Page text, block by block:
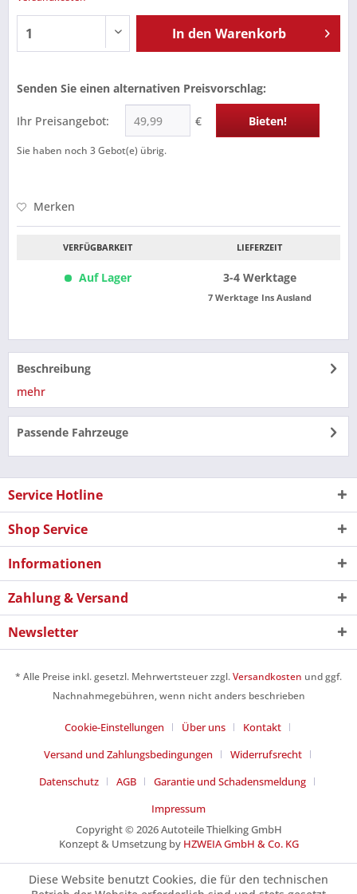
In den Warenkorb
Senden Sie einen alternativen Preisvorschlag:
Ihr Preisangebot: € Bieten!
Sie haben noch 3Gebot(e) übrig.
Merken
VERFÜGBARKEIT
Auf Lager
LIEFERZEIT
3-4 Werktage
7 Werktage Ins Ausland
Beschreibung
mehr
Passende Fahrzeuge
Service Hotline
Shop Service
Informationen
Zahlung & Versand
Newsletter
* Alle Preise inkl. gesetzl. Mehrwertsteuer zzgl.Versandkosten und ggf.
Nachnahmegebühren, wenn nicht anders beschrieben
Cookie-Einstellungen Über uns
Kontakt
Versand und Zahlungsbedingungen
Widerrufsrecht
Datenschutz
AGB
Garantie und Schadensmeldung
Impressum
Copyright © 2026 Autoteile Thielking GmbH
Konzept & Umsetzung by HZWEIA GmbH & Co. KG
Diese Website benutzt Cookies, die für den technischen